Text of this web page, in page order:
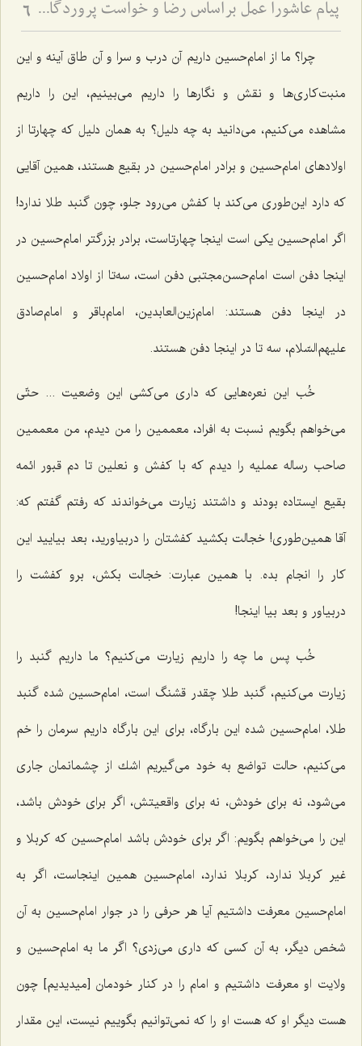
پیام عاشورا عمل براساس رضا و خواست پروردگار متعال در همه شؤون زندگی 6
چرا؟ ما از امام‌حسین داریم آن درب و سرا و آن طاق آینه و این
منبت‌كاری‌ها و نقش و نگارها را داریم می‌بینیم، این را داریم
مشاهده می‌كنیم، می‌دانید به چه دلیل؟ به همان دلیل كه چهارتا از
اولادهای امام‌حسین و برادر امام‌حسین در بقیع هستند، همین آقایی
كه دارد این‌طوری می‌كند با كفش می‌رود جلو، چون گنبد طلا ندارد!
اگر امام‌حسین یكی است اینجا چهارتاست، برادر بزرگتر امام‌حسین در
اینجا دفن است امام‌حسن‌مجتبی دفن است، سه‌تا از اولاد امام‌حسین
در اینجا دفن هستند: امام‌زین‌العابدین، امام‌باقر و امام‌صادق
علیهم‌السّلام، سه تا در اینجا دفن هستند.
خُب این نعره‌هایی كه داری می‌كشی این وضعیت ... حتّی
می‌خواهم بگویم نسبت به افراد، معممین را من دیدم، من معممین
صاحب رساله عملیه را دیدم كه با كفش و نعلین تا دم قبور ائمه
بقیع ایستاده بودند و داشتند زیارت می‌خواندند كه رفتم گفتم كه:
آقا همین‌طوری! خجالت بكشید كفشتان را دربیاورید، بعد بیایید این
كار را انجام بده. با همین عبارت: خجالت بكش، برو كفشت را
دربیاور و بعد بیا اینجا!
خُب پس ما چه را داریم زیارت می‌كنیم؟ ما داریم گنبد را
زیارت می‌كنیم، گنبد طلا چقدر قشنگ است، امام‌حسین شده گنبد
طلا، امام‌حسین شده این بارگاه، برای این بارگاه داریم سرمان را خم‌
می‌كنیم، حالت تواضع به خود می‌گیریم اشك از چشمانمان جاری
می‌شود، نه برای خودش، نه برای واقعیتش، اگر برای خودش باشد،
این را می‌خواهم بگویم: اگر برای خودش باشد امام‌حسین كه كربلا و
غیر كربلا ندارد، كربلا ندارد، امام‌حسین همین اینجاست، اگر به
امام‌حسین معرفت داشتیم آیا هر حرفی را در جوار امام‌حسین به آن
شخص دیگر، به آن كسی كه داری می‌زدی؟ اگر ما به امام‌حسین و
ولایت او معرفت داشتیم و امام را در كنار خودمان [میدیدیم‌] چون
هست دیگر او كه هست او را كه نمی‌توانیم بگوییم نیست، این مقدار